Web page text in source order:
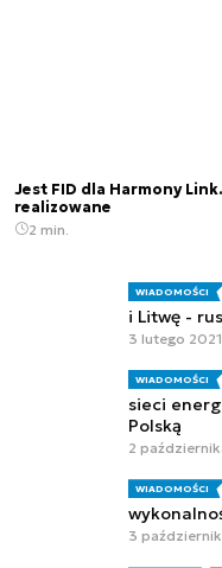
Jest FID dla Harmony
realizowane
2 min.
WIADOMOŚCI
i Litwę -
3 lutego
WIADOMOŚCI
sieci
Polską
2
WIADOMOŚCI
3